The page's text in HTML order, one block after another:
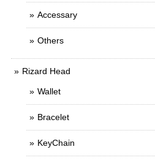
Accessary
Others
Rizard Head
Wallet
Bracelet
KeyChain